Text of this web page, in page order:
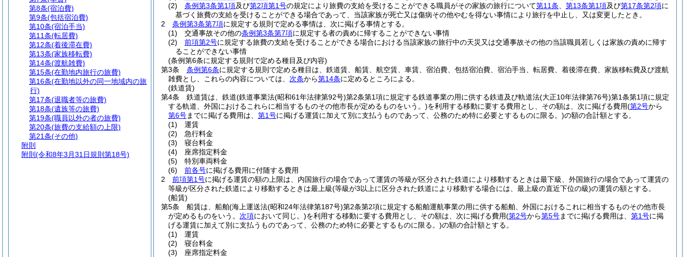
(2)
条例第3条第1項及び第2項第1号の規定により旅費の支給を受けることができる職員がその家族の旅行について第11条 第13条第1項及び第17条第2項に
基づく旅費の支給を受けることができる場合であって、当該家族が死亡又は傷病その他やむを得ない事情により旅行を中止し、又は変更したとき。
2
条例第3条第7項に規定する規則で定める事情は、次に掲げる事情とする。
(1)
交通事故その他の条例第3条第7項に規定する者の責めに帰することができない事情
(2)
前項第2号に規定する旅費の支給を受けることができる場合における当該家族の旅行中の天災又は交通事故その他の当該職員若しくは家族の責めに帰す
ることができない事情
(条例第6条に規定する規則で定める種目及び内容)
第3条
条例第6条に規定する規則で定める種目は、鉄道賃、船賃、航空賃、車賃、宿泊費、包括宿泊費、宿泊手当、転居費、着後滞在費、家族移転費及び渡航
雑費とし、これらの内容については、 次条から第14条に定めるところによる。
(鉄道賃)
第4条
鉄道賃は、鉄道(鉄道事業法(昭和61年法律第92号)第2条第1項に規定する鉄道事業の用に供する鉄道及び軌道法(大正10年法律第76号)第1条第1項に規定
する軌道、外国におけるこれらに相当するものその他市長が定めるものをいう。)を利用する移動に要する費用とし、その額は、次に掲げる費用(第2号から
第6号までに掲げる費用は、 第1号に掲げる運賃に加えて別に支払うものであって、公務のため特に必要とするものに限る。)の額の合計額とする。
(1)
運賃
(2)
急行料金
(3)
寝台料金
(4)
座席指定料金
(5)
特別車両料金
(6)
前各号に掲げる費用に付随する費用
2
前項第1号に掲げる運賃の額の上限は、内国旅行の場合であって運賃の等級が区分された鉄道により移動するときは最下級、外国旅行の場合であって運賃の
等級が区分された鉄道により移動するときは最上級(等級が3以上に区分された鉄道により移動する場合には、最上級の直近下位の級)の運賃の額とする。
(船賃)
第5条
船賃は、船舶(海上運送法(昭和24年法律第187号)第2条第2項に規定する船舶運航事業の用に供する船舶、外国におけるこれに相当するものその他市長
が定めるものをいう。 次項において同じ。)を利用する移動に要する費用とし、その額は、次に掲げる費用(第2号から第5号までに掲げる費用は、 第1号に掲
げる運賃に加えて別に支払うものであって、公務のため特に必要とするものに限る。)の額の合計額とする。
(1)
運賃
(2)
寝台料金
(3)
座席指定料金
第8条(宿泊費)
第9条(包括宿泊費)
第10条(宿泊手当)
第11条(転居費)
第12条(着後滞在費)
第13条(家族移転費)
第14条(渡航雑費)
第15条(在勤地内旅行の旅費)
第16条(在勤地以外の同一地域内の旅
行)
第17条(退職者等の旅費)
第18条(遺族等の旅費)
第19条(職員以外の者の旅費)
第20条(旅費の支給額の上限)
第21条(その他)
附則
附則 (令和8年3月31日規則第18号)